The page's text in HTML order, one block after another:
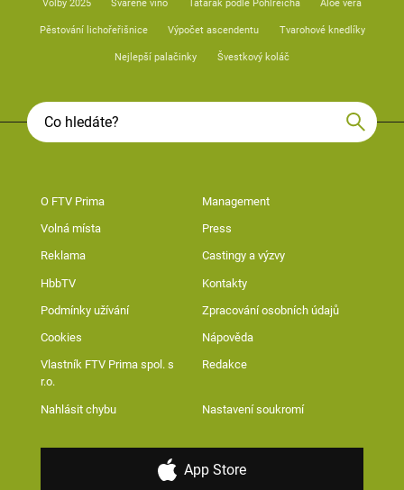
Volby 2025 Svařené víno Tatarák podle Pohlreicha Aloe vera
Pěstování lichořeřišnice Výpočet ascendentu Tvarohové knedlíky
Nejlepší palačinky Švestkový koláč
O FTV Prima Management
Volná místa Press
Reklama Castingy a výzvy
HbbTV Kontakty
Podmínky užívání Zpracování osobních údajů
Cookies Nápověda
Vlastník FTV Prima spol. s
r.o.
Redakce
Nahlásit chybu Nastavení soukromí
App Store